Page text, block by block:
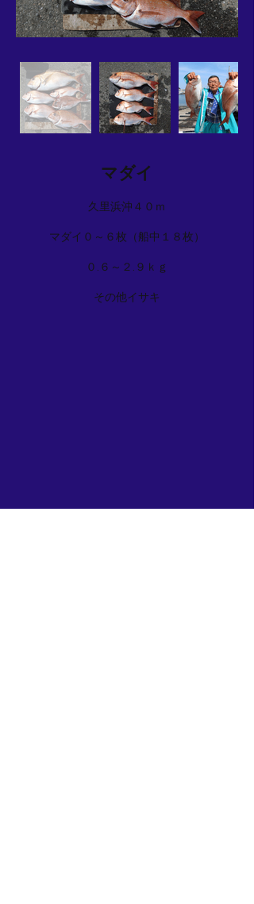
マダイ
久里浜沖４０ｍ
マダイ０～６枚（船中１８枚）
０.６～２.９ｋｇ
その他イサキ